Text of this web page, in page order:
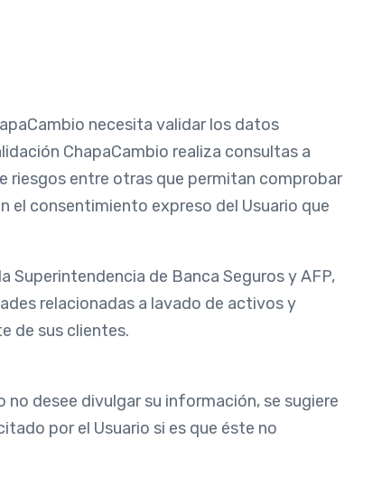
necesita validar los datos
ChapaCambio realiza consultas a
riesgos entre otras que permitan comprobar
el consentimiento expreso del Usuario que
Superintendencia de Banca Seguros y AFP,
relacionadas a lavado de activos y
de sus clientes.
no desee divulgar su información, se sugiere
por el Usuario si es que éste no